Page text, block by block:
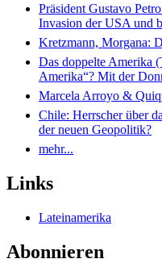
Präsident Gustavo
Invasion der USA und
Kretzmann, Morgana:
Das doppelte Amerika
Amerika“? Mit der
Marcela Arroyo &
Chile: Herrscher über
der neuen Geopolitik?
mehr...
Links
Lateinamerika
Abonnieren